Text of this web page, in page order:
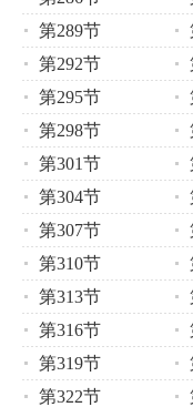
第289节
第292节
第295节
第298节
第301节
第304节
第307节
第310节
第313节
第316节
第319节
第322节